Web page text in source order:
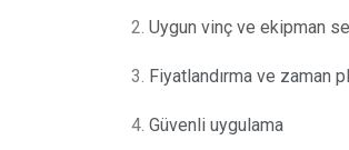
Uygun vinç ve ekipman
Fiyatlandırma ve zaman
Güvenli uygulama